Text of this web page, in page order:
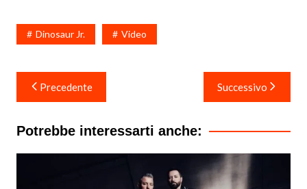
Dinosaur Jr. Video
Navigazione
articoli
Precedente Successivo
Potrebbe interessarti anche: